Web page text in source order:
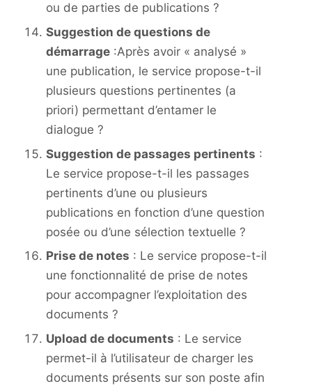
ou de parties de publications ?
Suggestion de questions de
démarrage:Après avoir « analysé »
une publication, le service propose-t-il
plusieurs questions pertinentes (a
priori) permettant d’entamer le
dialogue ?
Suggestion de passages pertinents :
Le service propose-t-il les passages
pertinents d’une ou plusieurs
publications en fonction d’une question
posée ou d’une sélection textuelle ?
Prise de notes : Le service propose-t-il
une fonctionnalité de prise de notes
pour accompagner l’exploitation des
documents ?
Upload de documents : Le service
permet-il à l’utilisateur de charger les
documents présents sur son poste afin